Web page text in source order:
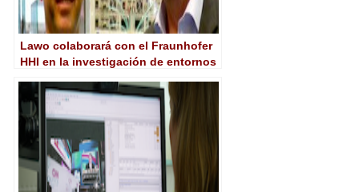
Lawo colaborará con el Fraunhofer
HHI en la investigación de entornos